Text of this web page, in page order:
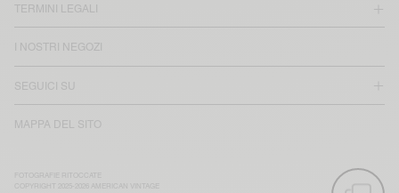
TERMINI LEGALI
I NOSTRI NEGOZI
SEGUICI SU
MAPPA DEL SITO
COPYRIGHT 2025-2026 AMERICAN VINTAGE